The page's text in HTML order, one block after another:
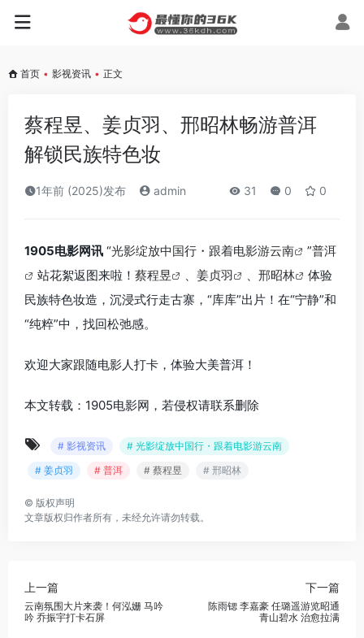
首页 • 影视资讯 • 正文
蔡程昱、姜贞羽、邢昭林畅游普洱
解锁民族特色妆
1年前 (2025)发布 admin 31 0 0
1905电影网讯 “光影绽放中国行・跟着电影游云南 ”普洱
站花絮返图来啦！ 蔡程昱 、 姜贞羽 、 邢昭林
体验
民族特色妆造，沉浸式行走古寨，“库库”出片！在“宁静”和
“纯粹”中，找回松弛感。
欢迎大家跟随电影人打卡，体验大美普洱！
本文转载：1905电影网，若侵权请联系删除
# 影视资讯
# 光影绽放中国行・跟着电影游云南
# 姜贞羽
# 普洱 # 蔡程昱 # 邢昭林
© 版权声明
文章版权归作者所有，未经允许请勿转载。
上一篇
云南氛围大片来袭！何泓姗 马吟
吟 乔振宇打卡石屏
下一篇
陈雨锶 李嘉豪 任璐遥游览昭通
青山碧水 治愈拉满